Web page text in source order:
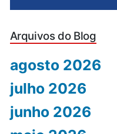
Arquivos do Blog
agosto 2026
julho 2026
junho 2026